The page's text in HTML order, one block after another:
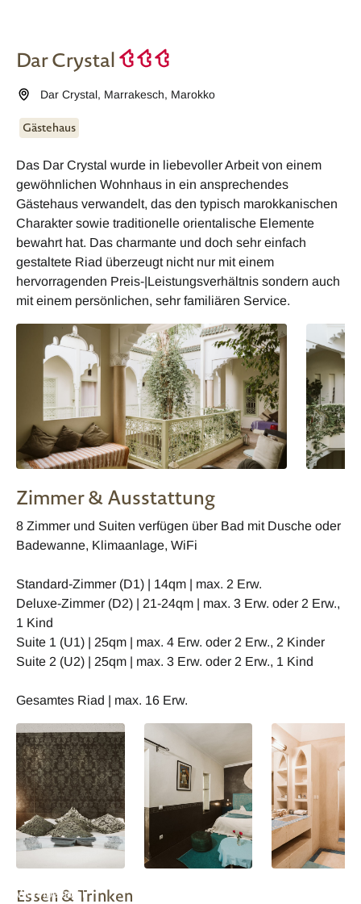
Dar Crystal
Dar Crystal, Marrakesch, Marokko
Gästehaus
Das Dar Crystal wurde in liebevoller Arbeit von einem
gewöhnlichen Wohnhaus in ein ansprechendes
Gästehaus verwandelt, das den typisch marokkanischen
Charakter sowie traditionelle orientalische Elemente
bewahrt hat. Das charmante und doch sehr einfach
gestaltete Riad überzeugt nicht nur mit einem
hervorragenden Preis-|Leistungsverhältnis sondern auch
mit einem persönlichen, sehr familiären Service.
Zimmer & Ausstattung
8 Zimmer und Suiten verfügen über Bad mit Dusche oder
Badewanne, Klimaanlage, WiFi
Standard-Zimmer (D1) | 14qm | max. 2 Erw.
Deluxe-Zimmer (D2) | 21-24qm | max. 3 Erw. oder 2 Erw.,
1 Kind
Suite 1 (U1) | 25qm | max. 4 Erw. oder 2 Erw., 2 Kinder
Suite 2 (U2) | 25qm | max. 3 Erw. oder 2 Erw., 1 Kind
Gesamtes Riad | max. 16 Erw.
Wohnbeispiel
Essen & Trinken